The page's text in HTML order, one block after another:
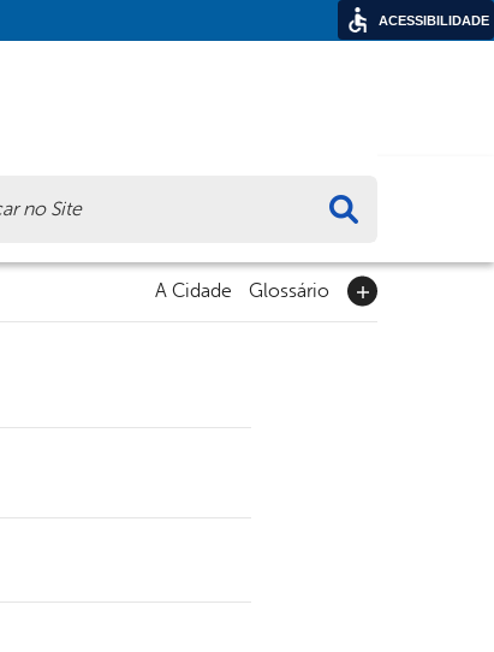
A Cidade Glossário
ACESSIBILIDADE